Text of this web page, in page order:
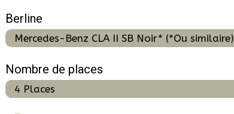
Berline
Mercedes-Benz CLA II SB Noir* (*Ou similaire)
Nombre de places
4 Places